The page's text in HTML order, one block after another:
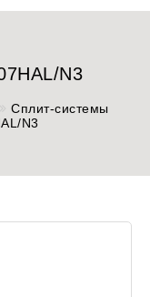
N3
Сплит-системы
N3